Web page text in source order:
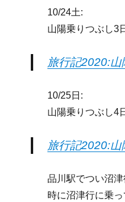
10/24土:
山陽乗りつぶし3
旅行記2020:
10/25日:
山陽乗りつぶし4
旅行記2020:
品川駅でつい沼
時に沼津行に乗